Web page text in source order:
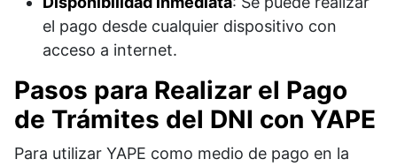
el pago desde cualquier dispositivo con
acceso a internet.
Pasos para Realizar el Pago
de Trámites del DNI con YAPE
Para utilizar YAPE como medio de pago en la